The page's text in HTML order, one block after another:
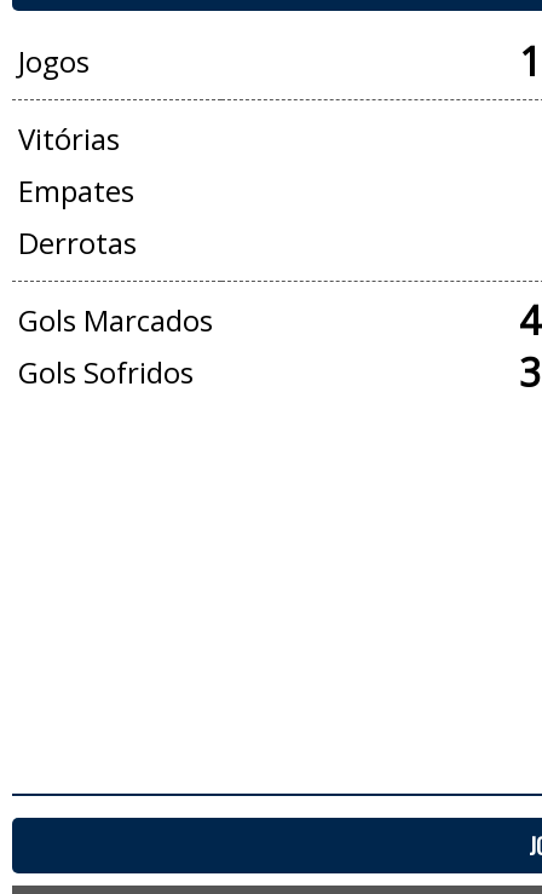
Jogos
Vitórias
Empates
Derrotas
Gols Marcados
Gols Sofridos